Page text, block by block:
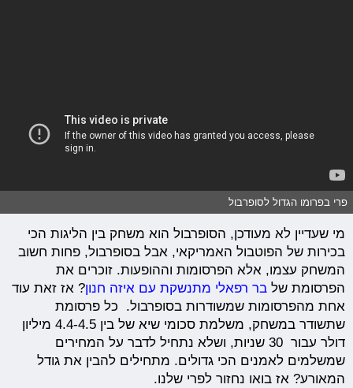
פרי בפרומו הגדול לסופרבול
מי שעדיין לא מעודכן, הסופרבול הוא משחק בין הליגות הכי
בכירות של הפוטבול האמריקאי, אבל בסופרבול, פחות חשוב
המשחק עצמו, אלא הפרסומות וההופעות. זוכרים את
הפרסומת שלבר רפאלי מתנשקת עם איזה חנון? אז זאת עוד
אחת מהפרסומות שמשודרות בסופרבול. כל פרסומת
שתשודר במשחק, משלמת סכומי שיא של בין 4.4-4.5 מיליון
דולר עבור 30 שניות, ושלא נתחיל לדבר על המחירים
שמשלמים לאמנים הכי גדולים. מתחילים להבין את גודל
המאורע? אז בואו נחזור לפרי שלנו.